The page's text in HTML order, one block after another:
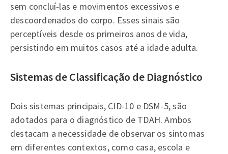
sem concluí-las e movimentos excessivos e
descoordenados do corpo. Esses sinais são
perceptíveis desde os primeiros anos de vida,
persistindo em muitos casos até a idade adulta.
Sistemas de Classificação de Diagnóstico
Dois sistemas principais, CID-10 e DSM-5, são
adotados para o diagnóstico de TDAH. Ambos
destacam a necessidade de observar os sintomas
em diferentes contextos, como casa, escola e